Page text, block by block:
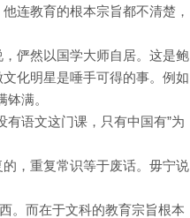
连教育的根本宗旨都不清楚，
俨然以国学大师自居。这是鲍
化明星是唾手可得的事。例如
满。
语文这门课，只有中国有”为
，重复常识等于废话。毋宁说
。而在于文科的教育宗旨根本